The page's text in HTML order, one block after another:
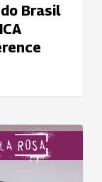
Brasil